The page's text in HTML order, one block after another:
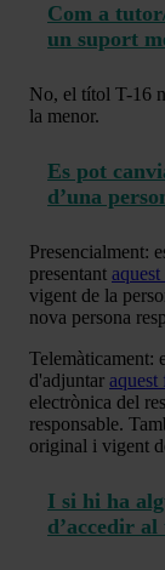
Com a
un suport
No, el títol T-16
la menor.
Es pot
d’una
Presencialment:
presentant
vigent de la
nova persona
Telemàticament:
d'adjuntar aquest
electrònica del
responsable.
original i vigent
I si hi ha
d’accedir